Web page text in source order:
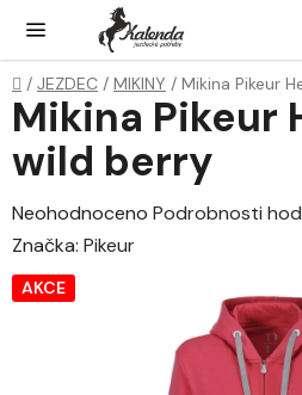
obsah
Domů
/ JEZDEC / MIKINY / Mikina Pikeur
Mikina Pikeur
wild berry
Průměrné
hodnocení
produktu
je
Neohodnoceno Podrobnosti
Značka: Pikeur
AKCE